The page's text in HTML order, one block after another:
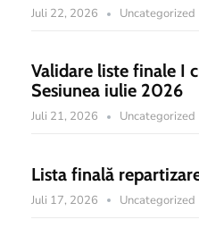
Juli 22, 2026 Uncategorized
Validare liste finale I
Sesiunea iulie 2026
Juli 21, 2026 Uncategorized
Lista finală
Juli 17, 2026 Uncategorized